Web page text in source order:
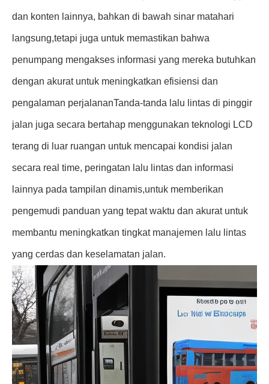
dan konten lainnya, bahkan di bawah sinar matahari
langsung,tetapi juga untuk memastikan bahwa
penumpang mengakses informasi yang mereka butuhkan
dengan akurat untuk meningkatkan efisiensi dan
pengalaman perjalananTanda-tanda lalu lintas di pinggir
jalan juga secara bertahap menggunakan teknologi LCD
terang di luar ruangan untuk mencapai kondisi jalan
secara real time, peringatan lalu lintas dan informasi
lainnya pada tampilan dinamis,untuk memberikan
pengemudi panduan yang tepat waktu dan akurat untuk
membantu meningkatkan tingkat manajemen lalu lintas
yang cerdas dan keselamatan jalan.